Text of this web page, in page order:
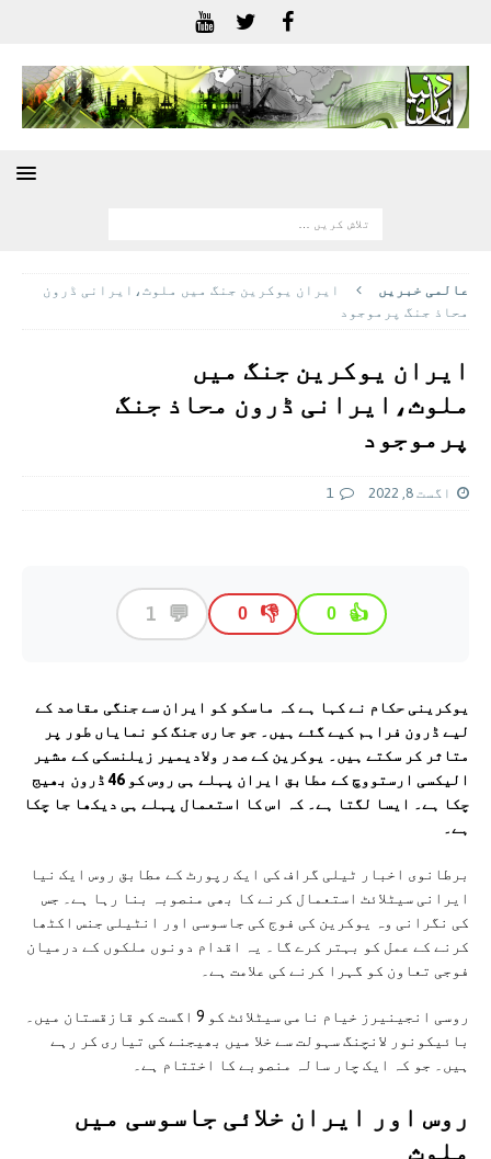
عالمی خبريں
ایران یوکرین جنگ میں ملوث،ایرانی ڈرون
محاذ جنگ پرموجود
ایران یوکرین جنگ میں
ملوث،ایرانی ڈرون محاذ جنگ
پرموجود
اگست 8, 2022 1
👍
0
👎
0
💬
1
یوکرینی حکام نے کہا ہے کہ ماسکو کو ایران سے جنگی مقاصد کے
لیے ڈرون فراہم کیے گئے ہیں۔ جو جاری جنگ کو نمایاں طور پر
متاثر کر سکتے ہیں۔ یوکرین کے صدر ولادیمیر زیلنسکی کے مشیر
الیکسی ارستووچ کے مطابق ایران پہلے ہی روس کو 46 ڈرون بھیج
چکا ہے۔ ایسا لگتا ہے۔ کہ اس کا استعمال پہلے ہی دیکھا جا چکا
ہے۔
برطانوی اخبار ٹیلی گراف کی ایک رپورٹ کے مطابق روس ایک نیا
ایرانی سیٹلائٹ استعمال کرنے کا بھی منصوبہ بنا رہا ہے۔ جس
کی نگرانی وہ یوکرین کی فوج کی جاسوسی اور انٹیلی جنس اکٹھا
کرنے کے عمل کو بہتر کرے گا۔ یہ اقدام دونوں ملکوں کے درمیان
فوجی تعاون کو گہرا کرنے کی علامت ہے۔
روسی انجینیرز خیام نامی سیٹلائٹ کو 9 اگست کو قازقستان میں۔
بائیکونور لانچنگ سہولت سے خلا میں بھیجنے کی تیاری کر رہے
ہیں۔ جو کہ ایک چار سالہ منصوبے کا اختتام ہے۔
روس اور ايران خلائی جاسوسی ميں
ملوث